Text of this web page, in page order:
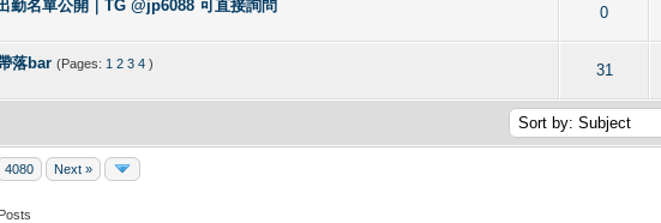
勤名單公開｜TG @jp6088 可直接詢問 0
0 Vote(s) - 0 out of 5 in Average
12345
落bar (Pages: 1 2 3 4 )
31
0 Vote(s) - 0 out of 5 in Average
4080 Next »